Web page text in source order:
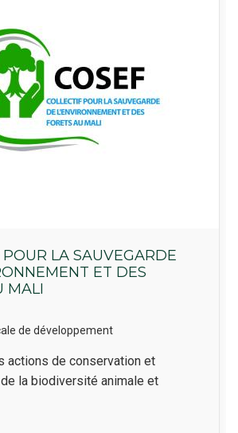
LA SAUVEGARDE
ET DES
MALI
de développement
actions de conservation et
de la biodiversité animale et